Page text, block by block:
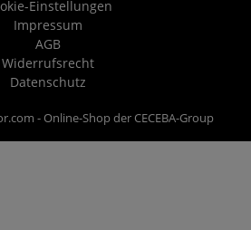
Einstellungen
Impressum
AGB
Widerrufsrecht
Datenschutz
- Online-Shop der CECEBA-Group